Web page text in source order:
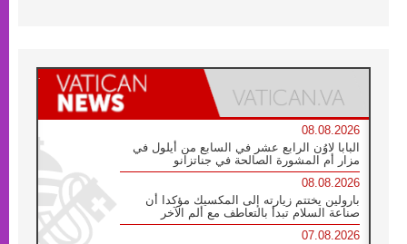
08.08.2026
البابا لاوُن الرابع عشر في السابع من أيلول في
مزار أم المشورة الصالحة في جناتزانو
08.08.2026
بارولين يختتم زيارته إلى المكسيك مؤكدا أن
صناعة السلام تبدأ بالتعاطف مع ألم الآخر
07.08.2026